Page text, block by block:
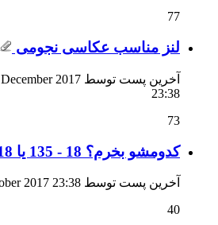
77
لنز مناسب عکاسی نجومی
آخرین پست توسط 2017
23:38
73
کدومشو بخرم؟ 18 - 135 یا 18 - 200 ؟
آخرین پست توسط 2017 23:38
40